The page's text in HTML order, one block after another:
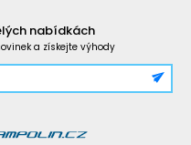
nabídkách
a získejte výhody